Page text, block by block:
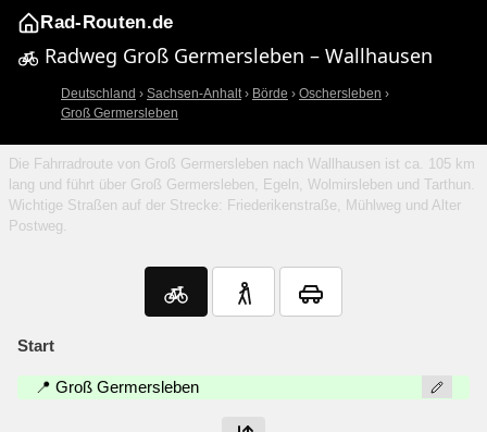
Rad-Routen.de
Radweg Groß Germersleben – Wallhausen
Deutschland › Sachsen-Anhalt› Börde › Oschersleben ›
Groß Germersleben
Die Fahrradroute von Groß Germersleben nach Wallhausen ist ca. 105 km
lang und führt über Groß Germersleben, Egeln, Wolmirsleben und Tarthun.
Wichtige Straßen auf der Strecke: Friederikenstraße, Mühlweg und Alter
Postweg.
Start
📍 Groß Germersleben